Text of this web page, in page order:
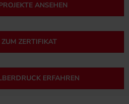
ANSEHEN
ZERTIFIKAT
ERFAHREN